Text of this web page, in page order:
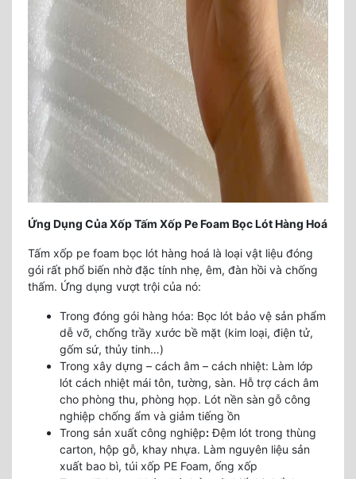
Ứng Dụng Của Xốp Tấm Xốp Pe Foam Bọc Lót Hàng Hoá
Tấm xốp pe foam bọc lót hàng hoá là loại vật liệu đóng
gói rất phổ biến nhờ đặc tính nhẹ, êm, đàn hồi và chống
thấm. Ứng dụng vượt trội của nó:
Trong đóng gói hàng hóa: Bọc lót bảo vệ sản phẩm
dễ vỡ, chống trầy xước bề mặt (kim loại, điện tử,
gốm sứ, thủy tinh…)
Trong xây dựng – cách âm – cách nhiệt: Làm lớp
lót cách nhiệt mái tôn, tường, sàn. Hỗ trợ cách âm
cho phòng thu, phòng họp. Lót nền sàn gỗ công
nghiệp chống ẩm và giảm tiếng ồn
Trong sản xuất công nghiệp:Đệm lót trong thùng
carton, hộp gỗ, khay nhựa. Làm nguyên liệu sản
xuất bao bì, túi xốp PE Foam, ống xốp